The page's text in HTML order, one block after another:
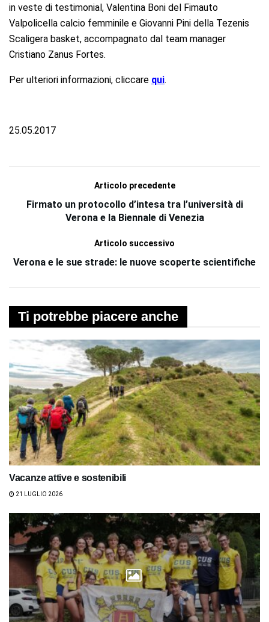
in veste di testimonial, Valentina Boni del Fimauto
Valpolicella calcio femminile e Giovanni Pini della Tezenis
Scaligera basket, accompagnato dal team manager
Cristiano Zanus Fortes.
Per ulteriori informazioni, cliccare qui.
25.05.2017
Articolo precedente
Firmato un protocollo d’intesa tra l’università di
Verona e la Biennale di Venezia
Articolo successivo
Verona e le sue strade: le nuove scoperte scientifiche
Ti potrebbe piacere anche
Vacanze attive e sostenibili
21 LUGLIO 2026